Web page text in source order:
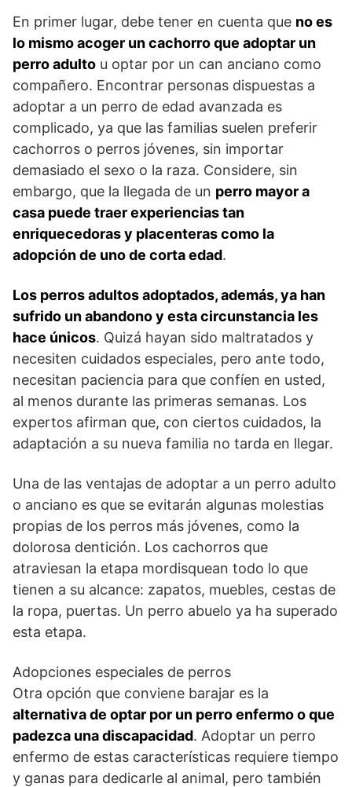
En primer lugar, debe tener en cuenta que no es
lo mismo acoger un cachorro que adoptar un
perro adulto u optar por un can anciano como
compañero. Encontrar personas dispuestas a
adoptar a un perro de edad avanzada es
complicado, ya que las familias suelen preferir
cachorros o perros jóvenes, sin importar
demasiado el sexo o la raza. Considere, sin
embargo, que la llegada de un perro mayor a
casa puede traer experiencias tan
enriquecedoras y placenteras como la
adopción de uno de corta edad.
Los perros adultos adoptados, además, ya han
sufrido un abandono y esta circunstancia les
hace únicos. Quizá hayan sido maltratados y
necesiten cuidados especiales, pero ante todo,
necesitan paciencia para que confíen en usted,
al menos durante las primeras semanas. Los
expertos afirman que, con ciertos cuidados, la
adaptación a su nueva familia no tarda en llegar.
Una de las ventajas de adoptar a un perro adulto
o anciano es que se evitarán algunas molestias
propias de los perros más jóvenes, como la
dolorosa dentición. Los cachorros que
atraviesan la etapa mordisquean todo lo que
tienen a su alcance: zapatos, muebles, cestas de
la ropa, puertas. Un perro abuelo ya ha superado
esta etapa.
Adopciones especiales de perros
Otra opción que conviene barajar es la
alternativa de optar por un perro enfermo o que
padezca una discapacidad. Adoptar un perro
enfermo de estas características requiere tiempo
y ganas para dedicarle al animal, pero también